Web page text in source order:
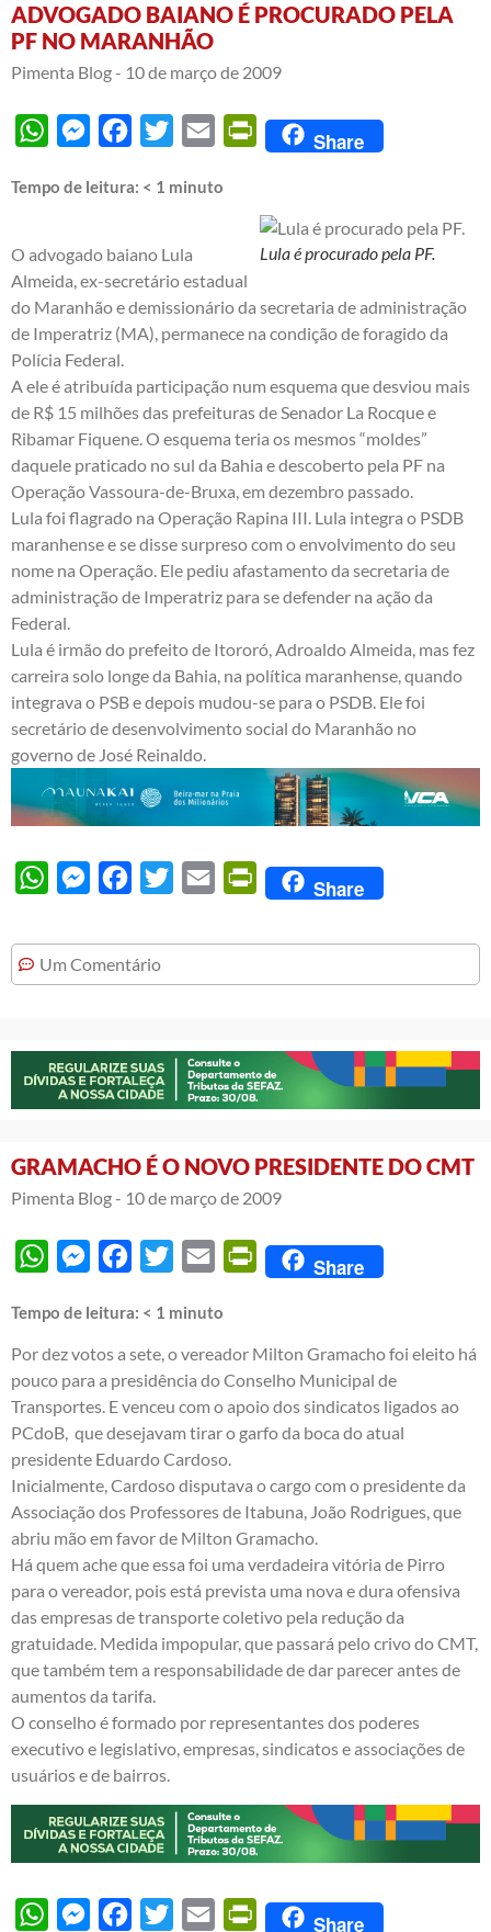
ADVOGADO BAIANO É PROCURADO PELA
PF NO MARANHÃO
Pimenta Blog - 10 de março de 2009
WhatsAppMessengerFacebook
Twitter Email PrintFriendly
Share
Tempo de leitura: < 1 minuto
Lula é procurado pela PF.
O advogado baiano Lula
Almeida, ex-secretário estadual
do Maranhão e demissionário da secretaria de administração
de Imperatriz (MA), permanece na condição de foragido da
Polícia Federal.
A ele é atribuída participação num esquema que desviou mais
de R$ 15 milhões das prefeituras de Senador La Rocque e
Ribamar Fiquene. O esquema teria os mesmos “moldes”
daquele praticado no sul da Bahia e descoberto pela PF na
Operação Vassoura-de-Bruxa, em dezembro passado.
Lula foi flagrado na Operação Rapina III. Lula integra o PSDB
maranhense e se disse surpreso com o envolvimento do seu
nome na Operação. Ele pediu afastamento da secretaria de
administração de Imperatriz para se defender na ação da
Federal.
Lula é irmão do prefeito de Itororó, Adroaldo Almeida, mas fez
carreira solo longe da Bahia, na política maranhense, quando
integrava o PSB e depois mudou-se para o PSDB. Ele foi
secretário de desenvolvimento social do Maranhão no
governo de José Reinaldo.
WhatsAppMessengerFacebook
Twitter Email PrintFriendly
Share
Um Comentário
GRAMACHO É O NOVO PRESIDENTE DO CMT
Pimenta Blog - 10 de março de 2009
WhatsAppMessengerFacebook
Twitter Email PrintFriendly
Share
Tempo de leitura: < 1 minuto
Por dez votos a sete, o vereador Milton Gramacho foi eleito há
pouco para a presidência do Conselho Municipal de
Transportes. E venceu com o apoio dos sindicatos ligados ao
PCdoB, que desejavam tirar o garfo da boca do atual
presidente Eduardo Cardoso.
Inicialmente, Cardoso disputava o cargo com o presidente da
Associação dos Professores de Itabuna, João Rodrigues, que
abriu mão em favor de Milton Gramacho.
Há quem ache que essa foi uma verdadeira vitória de Pirro
para o vereador, pois está prevista uma nova e dura ofensiva
das empresas de transporte coletivo pela redução da
gratuidade. Medida impopular, que passará pelo crivo do CMT,
que também tem a responsabilidade de dar parecer antes de
aumentos da tarifa.
O conselho é formado por representantes dos poderes
executivo e legislativo, empresas, sindicatos e associações de
usuários e de bairros.
WhatsAppMessengerFacebook
Twitter Email PrintFriendly
Share